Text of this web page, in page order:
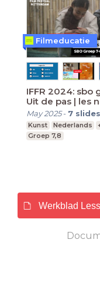
IFFR 2024: sbo
Uit de pas | les
filmbezoek
May 2025- 7 slides
Kunst Nederlands
Groep 7,8
Filmeducatie
Werkblad